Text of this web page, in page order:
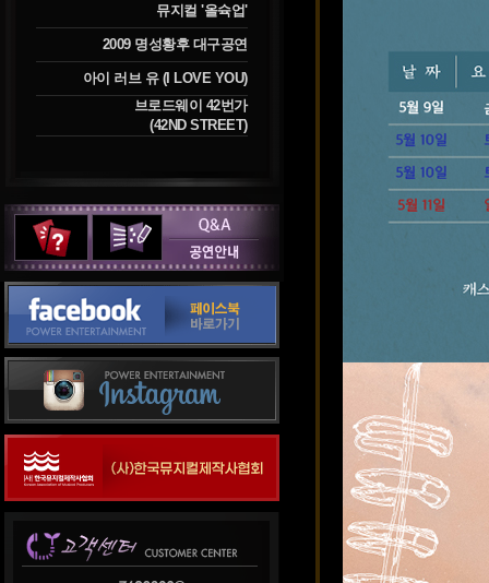
뮤지컬 '올슉업'
2009 명성황후 대구공연
아이 러브 유 (I LOVE YOU)
브로드웨이 42번가
(42ND STREET)